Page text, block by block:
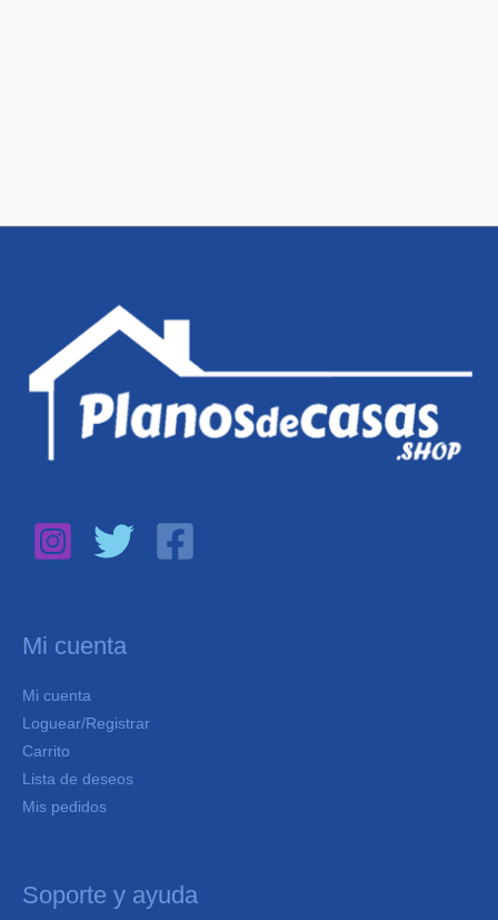
Mi cuenta
Mi cuenta
Loguear/Registrar
Carrito
Lista de deseos
Mis pedidos
Soporte y ayuda